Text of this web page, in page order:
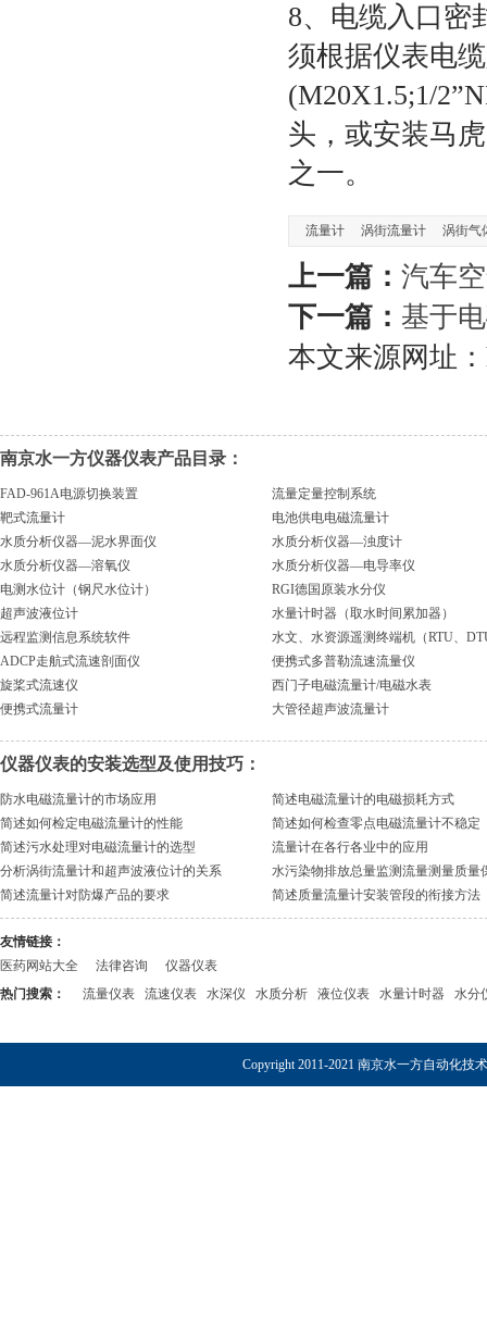
8、电缆入口密
须根据仪表电
(M20Χ1.5;1/
头，或安装马
之一。
流量计 涡街流量计 涡街气
上一篇： 汽车
下一篇： 基于
本文来源网址：
南京水一方仪器仪表产品目录：
FAD-961A电源切换装置
流量定量控制系统
靶式流量计
电池供电电磁流量计
水质分析仪器—泥水界面仪
水质分析仪器—浊度计
水质分析仪器—溶氧仪
水质分析仪器—电导率仪
电测水位计（钢尺水位计）
RGI德国原装水分仪
超声波液位计
水量计时器（取水时间累加器）
远程监测信息系统软件
水文、水资源遥测终端机（RTU、
ADCP走航式流速剖面仪
便携式多普勒流速流量仪
旋桨式流速仪
西门子电磁流量计/电磁水表
便携式流量计
大管径超声波流量计
仪器仪表的安装选型及使用技巧：
防水电磁流量计的市场应用
简述电磁流量计的电磁损耗方式
简述如何检定电磁流量计的性能
简述如何检查零点电磁流量计不稳定
简述污水处理对电磁流量计的选型
流量计在各行各业中的应用
分析涡街流量计和超声波液位计的关系
水污染物排放总量监测流量测量质量
简述流量计对防爆产品的要求
简述质量流量计安装管段的衔接方法
友情链接：
医药网站大全
法律咨询
仪器仪表
热门搜索：
流量仪表 流速仪表 水深仪 水质分析 液位仪表 水量计时器 水分
Copyright 2011-2021 南京水一方自动化技